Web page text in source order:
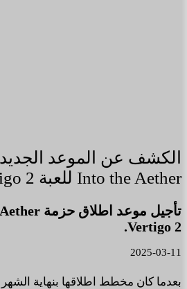
الكشف عن الموعد
Into the Aether للعبة Vertigo 2.
Vertigo 2.
2025-03-11
بعدما كان مخطط اطلاقها بنهاية